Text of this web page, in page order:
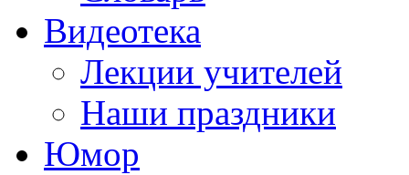
Видеотека
Лекции учителей
Наши праздники
Юмор